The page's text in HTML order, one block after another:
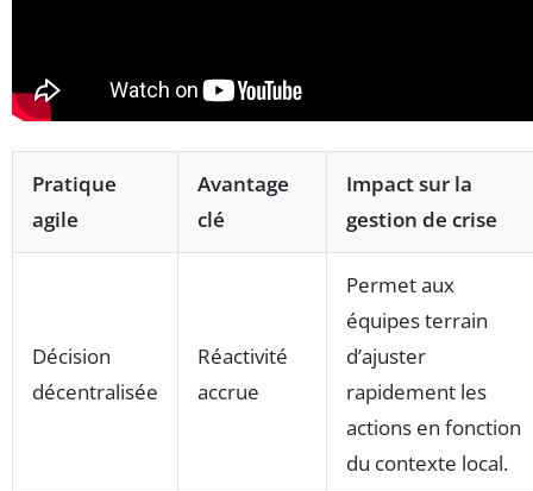
Pratique
agile
Avantage
clé
Impact sur la
gestion de crise
Décision
décentralisée
Réactivité
accrue
Permet aux
équipes terrain
d’ajuster
rapidement les
actions en fonction
du contexte local.